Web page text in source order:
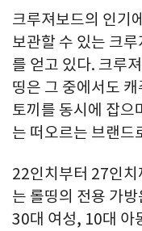
크루져보드의 인기
보관할 수 있는 크
를 얻고 있다. 크루
띵은 그 중에서도
토끼를 동시에 잡으
는 떠오르는 브랜드
22인치부터 27인치
는 롤띵의 전용 가
30대 여성, 10대 아